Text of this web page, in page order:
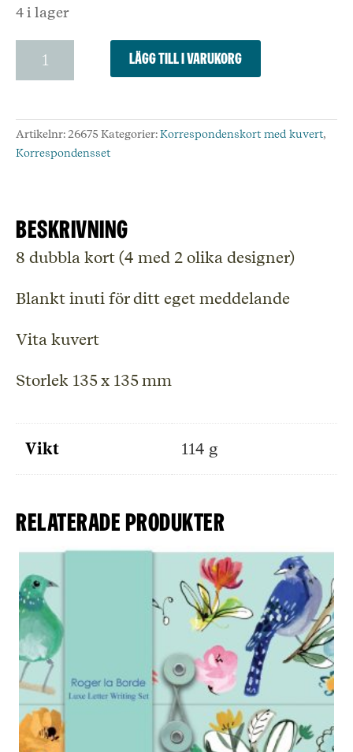
4 i lager
Press
Birds
Ask
med
8
med
kuvert
mängd
Lägg till i varukorg
Artikelnr: 26675 Kategorier:Korrespondenskort med kuvert,
Korrespondensset
Beskrivning
8 dubbla kort (4 med 2 olika designer)
Blankt inuti för ditt eget meddelande
Vita kuvert
Storlek 135 x 135 mm
Vikt 114 g
Relaterade produkter